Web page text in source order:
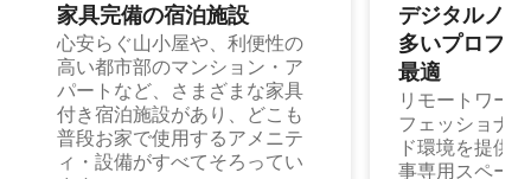
家具完備の宿⁠泊⁠施⁠設
心安らぐ山小屋や、利便性の
高い都市部のマンション・ア
パートなど、さまざまな家具
付き宿泊施設があり、どこも
普段お家で使用するアメニテ
ィ・設備がすべてそろってい
デジタルノ
多⁠いプ⁠ロ⁠フ⁠
最⁠適
リモートワー
フェッショナ
ド環境を提供
事専用スペー